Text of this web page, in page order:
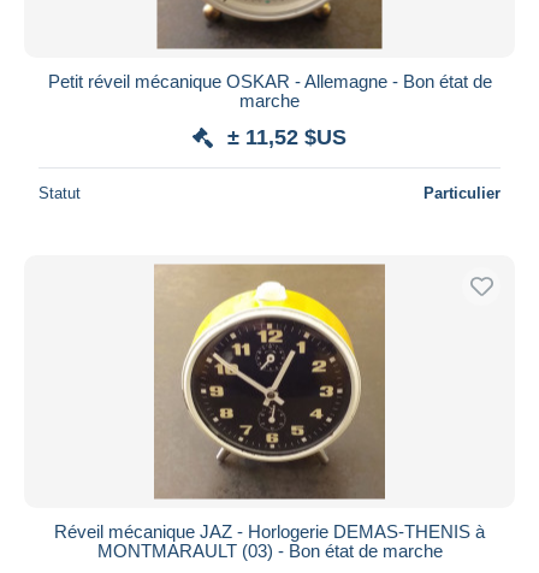
Petit réveil mécanique OSKAR - Allemagne - Bon état de
marche
± 11,52 $US
Statut Particulier
Réveil mécanique JAZ - Horlogerie DEMAS-THENIS à
MONTMARAULT (03) - Bon état de marche